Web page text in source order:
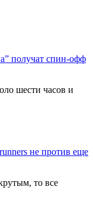
получат спин-офф
шести часов и
не против еще
то все